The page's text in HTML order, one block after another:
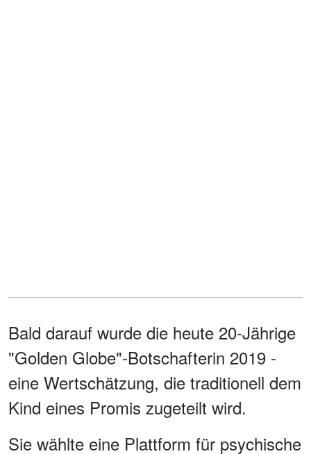
Bald darauf wurde die heute 20-Jährige
"Golden Globe"-Botschafterin 2019 -
eine Wertschätzung, die traditionell dem
Kind eines Promis zugeteilt wird.
Sie wählte eine Plattform für psychische